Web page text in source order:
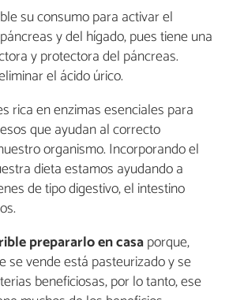
su consumo para activar el
y del hígado, pues tiene una
y protectora del páncreas.
el ácido úrico.
rica en enzimas esenciales para
que ayudan al correcto
organismo. Incorporando el
dieta estamos ayudando a
de tipo digestivo, el intestino
prepararlo en casaporque,
se vende está pasteurizado y se
beneficiosas, por lo tanto, ese